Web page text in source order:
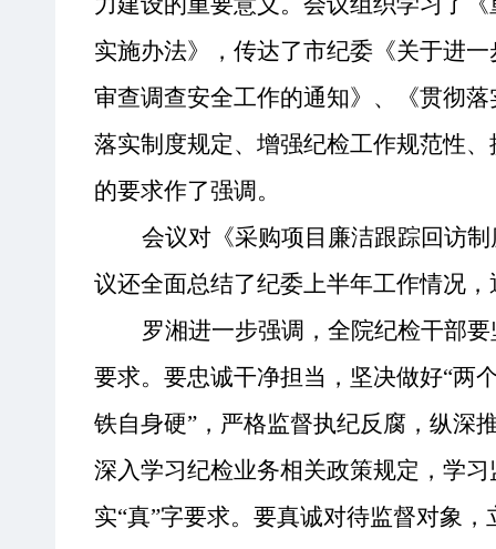
实施办法》，传达了市纪委 《关于进
审查调查安全工作的通知》、《贯彻
落实制度规定、 增强纪检工作规范性、
的要求作了强调 。
会议对 《采购项目廉洁跟踪回访
议还全面总结了纪委上半年工作情况
罗湘进一步强调，全院纪检干部要
要求。 要忠诚干净担当，坚决做好“两
铁自身硬”，严格监督执纪反腐，纵深
深入学习纪检业务相关政策规定，学
实“真”字要求。 要真诚对待监督对象，